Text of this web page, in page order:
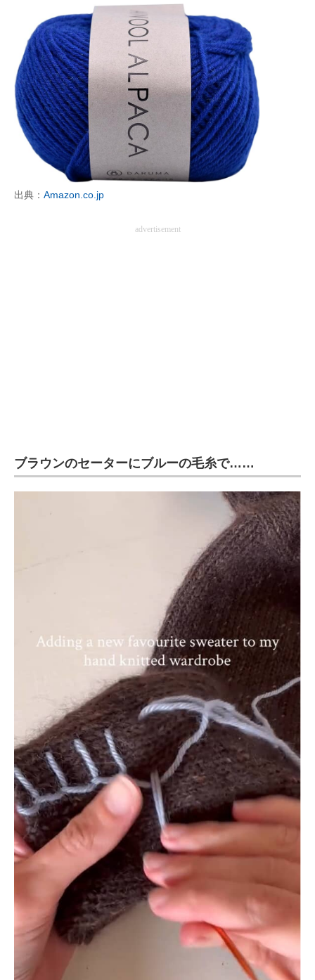
企業ITのトレンドを詳説
経営リーダーのコミュニティ
マーケ×ITの今がよく分かる
ITエンジニア向け専門サイト
企業向けIT製品の総合サイト
IT製品の技術・比較・事例
製造業のIT導入・活用を支援
モノづくり技術者専門サイト
出典： Amazon.co.jp
advertisement
ブラウンのセーターにブルーの毛糸で……